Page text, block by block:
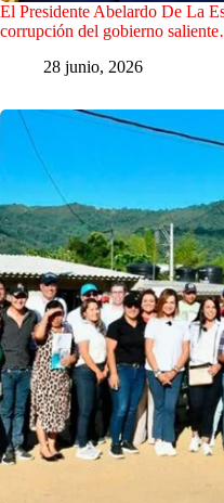
El Presidente Abelardo De La
corrupción del gobierno
28 junio, 2026